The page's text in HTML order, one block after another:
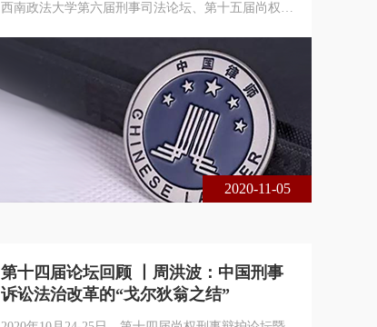
西南政法大学第六届刑事司法论坛、第十五届尚权青
政法大学诉讼法与司法改革研究中心、中国政法大学
国家法律援助研究院与北京市尚权律师事务所联合主
办。论坛的主题是中国刑事诉讼法制四十年：回顾与
展望。本届论坛采用线下、线上相结合的方式进行，
共200余名专家学者、法律实务界人士出席了本届论
坛，在线实时收看达1 6万余人次。
2020-11-05
第十四届论坛回顾 丨周洪波：中国刑事
诉讼法治改革的“戈尔狄翁之结”